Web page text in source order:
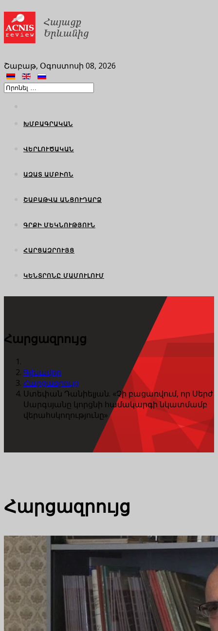
Շաբաթ, Օգոստոսի 08, 2026
ԽՄԲԱԳՐԱԿԱՆ
ՎԵՐԼՈՒԾԱԿԱՆ
ԱԶԱՏ ԱՄԲԻՈՆ
ՇԱԲԱԹՎԱ ԱՆՑՈՒԴԱՐՁ
ԳՐՔԻ ՄԵԿՆՈՒԹՅՈՒՆ
ՀԱՐՑԱԶՐՈՒՅՑ
ԿԵՆՏՐՈՆԸ ՄԱՄՈՒԼՈՒՄ
Հարցազրույց
Գլխավոր
Հարցազրույց
Ստեփան Դանիելյան. «Չի բացառվում, որ Սերժ
Սարգսյանը կորցնի համակարգի նկատմամբ
վերահսկողությունը»
Հարցազրույց